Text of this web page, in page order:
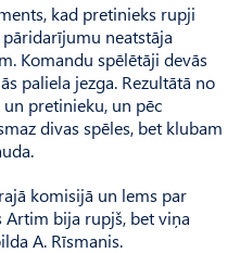
kad pretinieks rupji
neatstāja
Komandu spēlētāji devās
paliela jezga. Rezultātā no
pretinieku, un pēc
divas spēles, bet klubam
komisijā un lems par
Artim bija rupjš, bet viņa
A. Rīsmanis.